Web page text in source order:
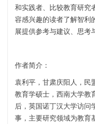
和实践者、比较教育研究
容感兴趣的读者了解智利
展提供参考与建议、思考
作者简介：
袁利平，甘肃庆阳人，民
教育学硕士，西南大学教
后，英国诺丁汉大学访问
事，主要研究领域为教育